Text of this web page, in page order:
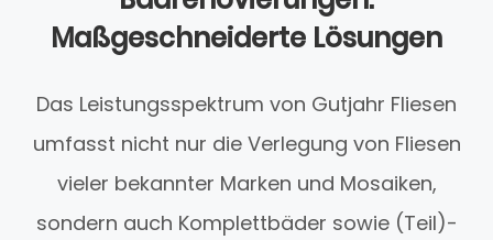
Maßgeschneiderte Lösungen
Das Leistungsspektrum von Gutjahr Fliesen
umfasst nicht nur die Verlegung von Fliesen
vieler bekannter Marken und Mosaiken,
sondern auch Komplettbäder sowie (Teil)-